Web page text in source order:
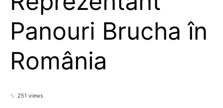
Panouri Brucha în
România
251 views